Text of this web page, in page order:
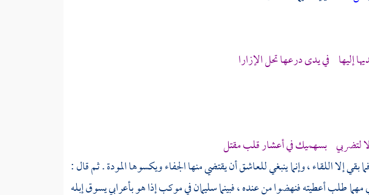
إليها في يدى درعها تحل الإزارا
لتضربي بسهميك في أعشار قلب مقتل
إلا اللقاء ، وإنما ينبغي للعاشق أن يقتضي منها الجفاء ويكسوها المودة . ثم قال :
طلب أعطيته فنهضوا من عنده ، فبينماسليمانفي موكب إذا هو بأعرابي يسوق إبله